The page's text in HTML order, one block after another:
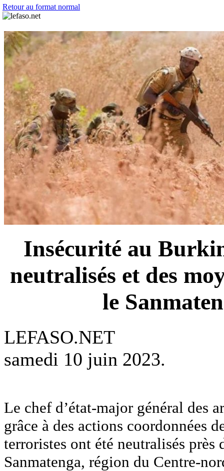
Retour au format normal
Insécurité au
neutralisés et des
le
LEFASO.NET
samedi 10 juin 2023.
Le chef d’état-major général des
grâce à des actions coordonnées
terroristes ont été neutralisés
Sanmatenga, région du Centre-